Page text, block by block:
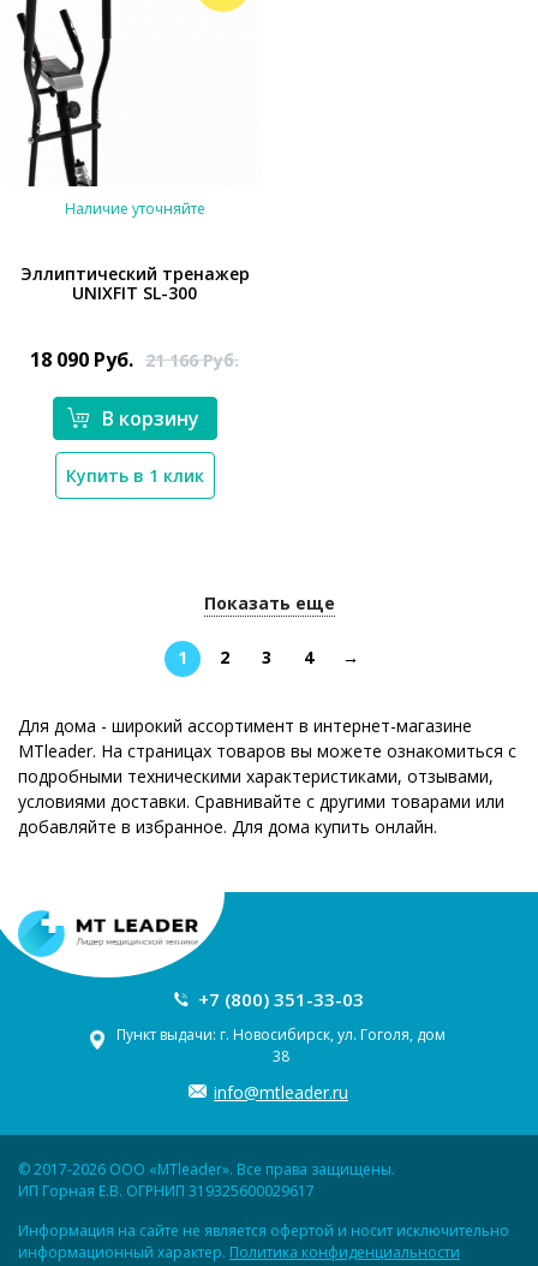
*}
Наличие уточняйте
Эллиптический тренажер
UNIXFIT SL-300
18 090 Руб. 21 166Руб.
В корзину
Купить в 1 клик
Показать еще
1 2 3 4 →
Для дома - широкий ассортимент в интернет-магазине
MTleader. На страницах товаров вы можете ознакомиться с
подробными техническими характеристиками, отзывами,
условиями доставки. Сравнивайте с другими товарами или
добавляйте в избранное. Для дома купить онлайн.
+7 (800) 351-33-03
Пункт выдачи: г. Новосибирск, ул. Гоголя, дом
38
info@mtleader.ru
© 2017-2026 ООО «MTleader». Все права защищены.
ИП Горная Е.В. ОГРНИП 319325600029617
Информация на сайте не является офертой и носит исключительно
информационный характер. Политика конфиденциальности